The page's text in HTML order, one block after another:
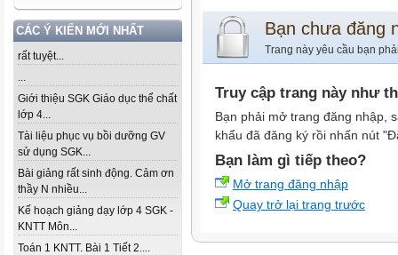
CÁC Ý KIẾN MỚI NHẤT
rất tuyệt...
...
Giới thiệu SGK Giáo dục thể chất
lớp 4...
Tài liệu phục vụ bồi dưỡng GV
sử dụng SGK...
Bài giảng rất sinh động. Cảm ơn
thầy N nhiều...
Kế hoạch giảng dạy lớp 4 SGK -
KNTT Môn...
Toán 1 KNTT. Bài 1 Tiết 2....
Bạn chưa đăng
Trang này yêu cầu bạn
Truy cập trang này như
Bạn phải mở trang đăng nhập,
khẩu đã đăng ký rồi nhấn nút
Bạn làm gì tiếp theo?
Mở trang đăng nhập
Quay trở lại trang trước